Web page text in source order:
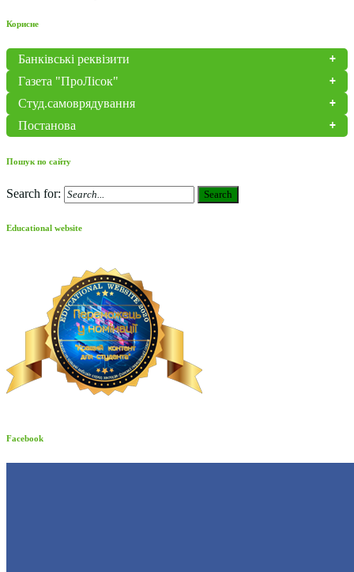
Корисне
Банківські реквізити
Газета "ПроЛісок"
Студ.самоврядування
Постанова
Пошук по сайту
Search for: Search
Educational website
Facebook